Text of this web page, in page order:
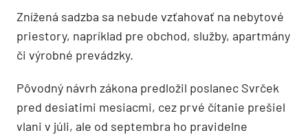
Znížená sadzba sa nebude vzťahovať na nebytové
priestory, napríklad pre obchod, služby, apartmány
či výrobné prevádzky.
Pôvodný návrh zákona predložil poslanec Svrček
pred desiatimi mesiacmi, cez prvé čítanie prešiel
vlani v júli, ale od septembra ho pravidelne